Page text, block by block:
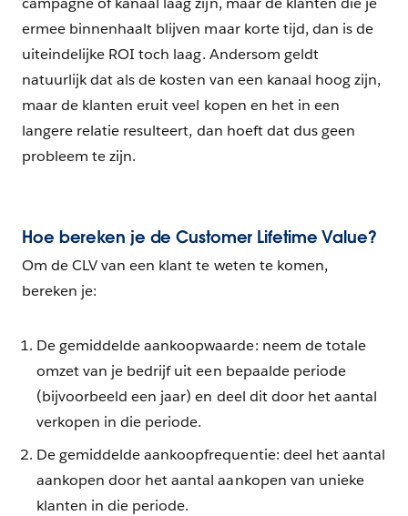
ermee binnenhaalt blijven maar korte tijd, dan is de
uiteindelijke ROI toch laag. Andersom geldt
natuurlijk dat als de kosten van een kanaal hoog zijn,
maar de klanten eruit veel kopen en het in een
langere relatie resulteert, dan hoeft dat dus geen
probleem te zijn.
Hoe bereken je de Customer Lifetime Value?
Om de CLV van een klant te weten te komen,
bereken je:
De gemiddelde aankoopwaarde: neem de totale
omzet van je bedrijf uit een bepaalde periode
(bijvoorbeeld een jaar) en deel dit door het aantal
verkopen in die periode.
De gemiddelde aankoopfrequentie: deel het aantal
aankopen door het aantal aankopen van unieke
klanten in die periode.